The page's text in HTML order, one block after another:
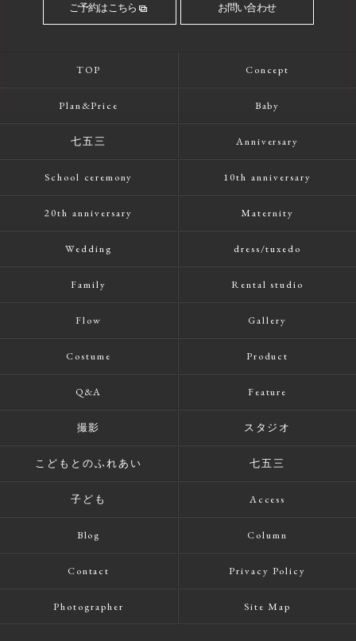
ご予約はこちら お問い合わせ
TOP Concept
Plan&Price Baby
七五三 Anniversary
School ceremony 10th anniversary
20th anniversary Maternity
Wedding dress/tuxedo
Family Rental studio
Flow Gallery
Costume Product
Q&A Feature
撮影 スタジオ
こどもとのふれあい 七五三
子ども Access
Blog Column
Contact Privacy Policy
Photographer Site Map